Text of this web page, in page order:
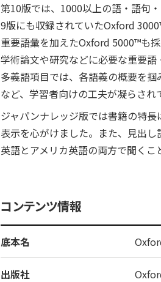
第10版では、1000以上の語・語句
9版にも収録されていたOxford
重要語彙を加えたOxford 5000™も
学術論文や研究などに必要な重要語
多義語項目では、各語義の概要を
など、学習者向けの工夫が凝らされ
ジャパンナレッジ版では書籍の特
表示を心がけました。また、見出
英語とアメリカ英語の両方で聞くこ
コンテンツ情報
底本名
出版社